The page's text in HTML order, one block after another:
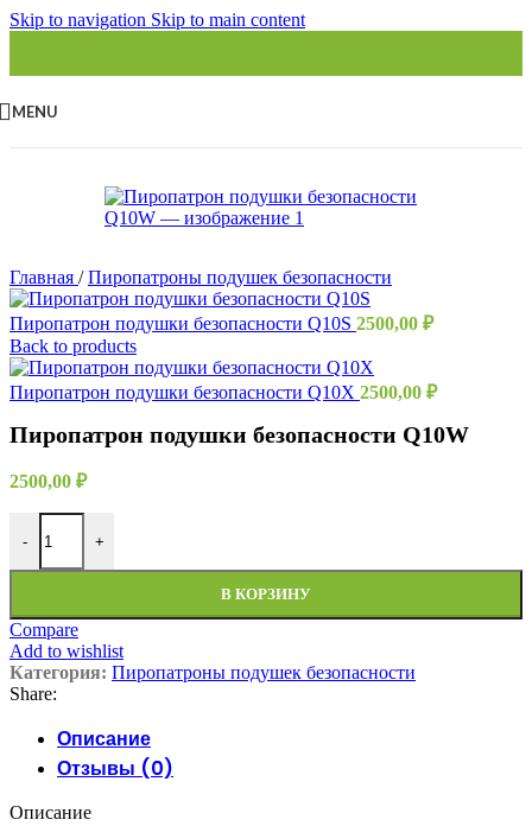
Skip to navigation Skip to main content
MENU
Главная / Пиропатроны подушек безопасности
Пиропатрон подушки безопасности Q10S 2500,00 ₽
Back to products
Пиропатрон подушки безопасности Q10X 2500,00 ₽
Пиропатрон подушки безопасности Q10W
2500,00 ₽
-
Количество товара Пиропатрон подушки безопасности Q10W
+
В КОРЗИНУ
Compare
Add to wishlist
Категория: Пиропатроны подушек безопасности
Share:
Описание
Отзывы (0)
Описание